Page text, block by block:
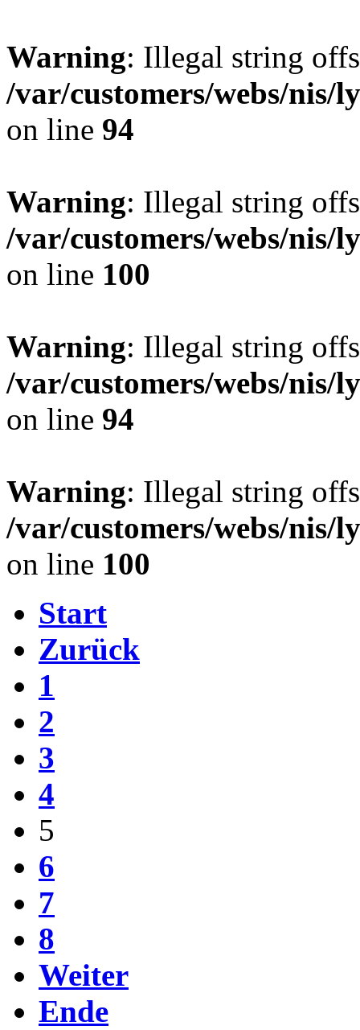
Warning: Illegal string
/var/customers/webs/
on line 94
Warning: Illegal string
/var/customers/webs/
on line 100
Warning: Illegal string
/var/customers/webs/
on line 94
Warning: Illegal string
/var/customers/webs/
on line 100
Start
Zurück
1
2
3
4
5
6
7
8
Weiter
Ende